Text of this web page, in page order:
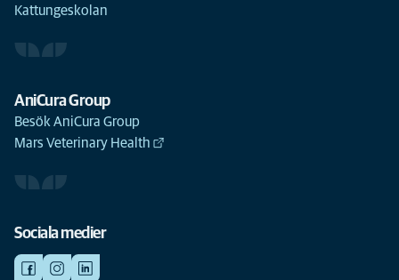
Kattungeskolan
AniCura Group
Besök AniCura Group
Mars Veterinary Health
Sociala medier